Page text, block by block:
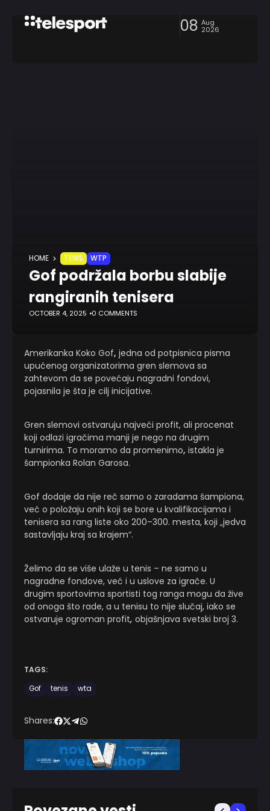
08 Aug
2026
HOME TENIS WTP
Gof podržala borbu slabije
rangiranih tenisera
OCTOBER 4, 2025 0 COMMENTS
Amerikanka Koko Gof, jedna od potpisnica pisma
upućenog organizatorima gren slemova sa
zahtevom da se povećaju nagradni fondovi,
pojasnila je šta je cilj inicijative.
Gren slemovi ostvaruju najveći profit, ali procenat
koji odlazi igračima manji je nego na drugim
turnirima. To moramo da promenimo, istakla je
šampionka Rolan Garosa.
Gof dodaje da nije reč samo o zaradama šampiona,
već o položaju onih koji se bore u kvalifikacijama i
tenisera sa rang liste oko 200–300. mesta, koji „jedva
sastavljaju kraj sa krajem“.
Želimo da se više ulaže u tenis – ne samo u
nagradne fondove, već i u uslove za igrače. U
drugim sportovima sportisti tog ranga mogu da žive
od onoga što rade, a u tenisu to nije slučaj, iako se
ostvaruje ogroman profit, objašnjava svetski broj 3.
TAGS:
Gof
tenis wta
Shares: